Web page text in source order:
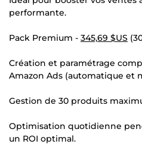
performante.
Pack Premium - 345,69 $US
Création et paramétrage
Amazon Ads (automatique et
Gestion de 30 produits
Optimisation quotidienne
un ROI optimal.